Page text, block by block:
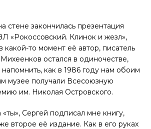
стене закончилась презентация
«Рокоссовский. Клинок и жезл»,
какой-то момент её автор, писатель
остался в одиночестве,
как в 1986 году нам обоим
музее получали Всесоюзную
им. Николая Островского.
Сергей подписал мне книгу,
второе её издание. Как в его руках